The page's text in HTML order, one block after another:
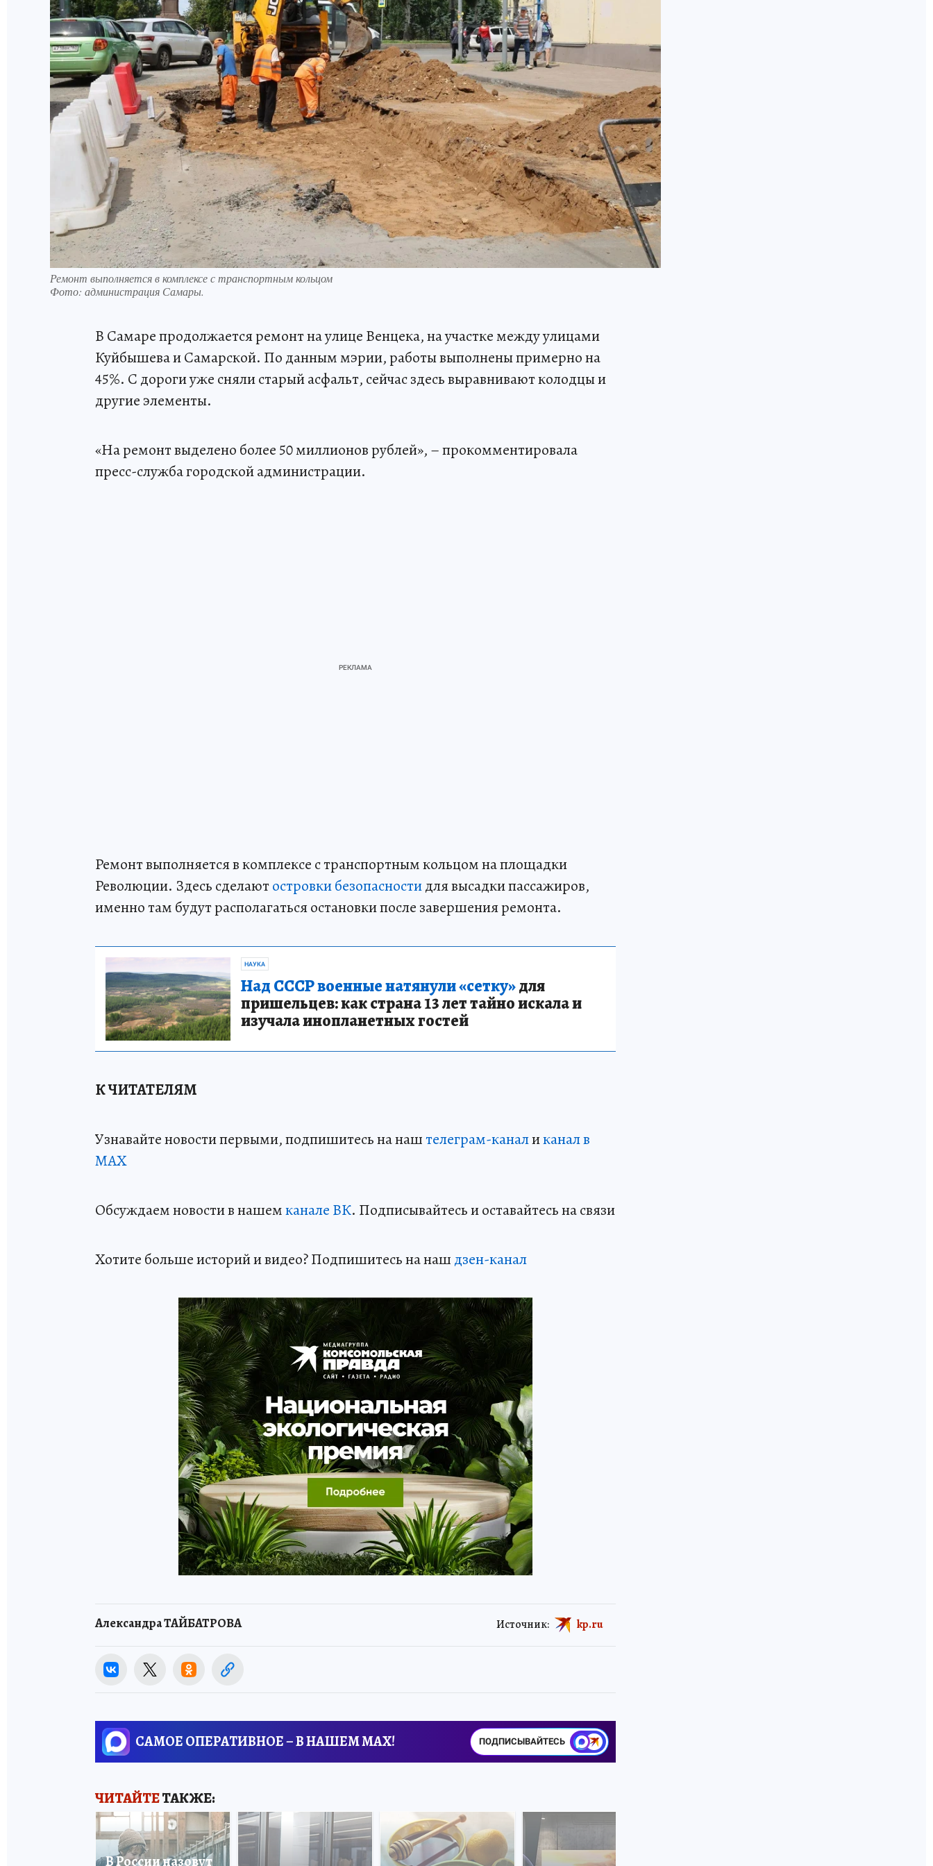
Ремонт выполняется в комплексе с транспортным кольцом
Фото: администрация Самары.
В Самаре продолжается ремонт на улице Венцека, на участке между улицами
Куйбышева и Самарской. По данным мэрии, работы выполнены примерно на
45%. С дороги уже сняли старый асфальт, сейчас здесь выравнивают колодцы и
другие элементы.
«На ремонт выделено более 50 миллионов рублей», – прокомментировала
пресс-служба городской администрации.
Ремонт выполняется в комплексе с транспортным кольцом на площадки
Революции. Здесь сделаютостровки безопасностидля высадки пассажиров,
именно там будут располагаться остановки после завершения ремонта.
НАУКА
Над СССР военные натянули «сетку»для
пришельцев: как страна 13 лет тайно искала и
изучала инопланетных гостей
К ЧИТАТЕЛЯМ
Узнавайте новости первыми, подпишитесь на наштелеграм-каналиканал в
МАХ
Обсуждаем новости в нашемканале ВК. Подписывайтесь и оставайтесь на связи
Хотите больше историй и видео? Подпишитесь на наш дзен-канал
Александра ТАЙБАТРОВА Источник: kp.ru
САМОЕ ОПЕРАТИВНОЕ – В НАШЕМ MAX! ПОДПИСЫВАЙТЕСЬ
ЧИТАЙТЕТАКЖЕ:
В России назовут